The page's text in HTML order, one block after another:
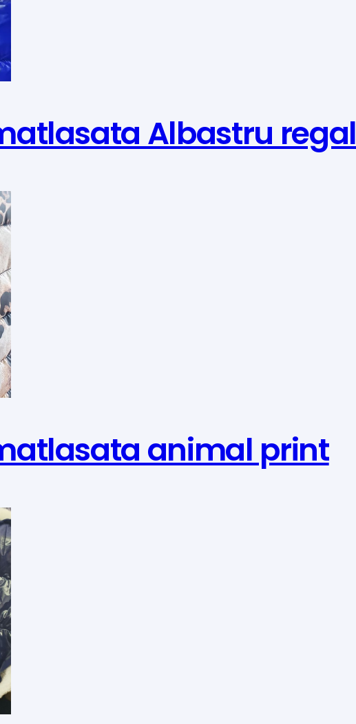
Albastru regal
animal print